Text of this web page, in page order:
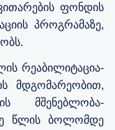
ფონდის
პროგრამაზე,
რეაბილიტაცია-
მდგომარეობით,
მშენებლობა-
წლის ბოლომდე